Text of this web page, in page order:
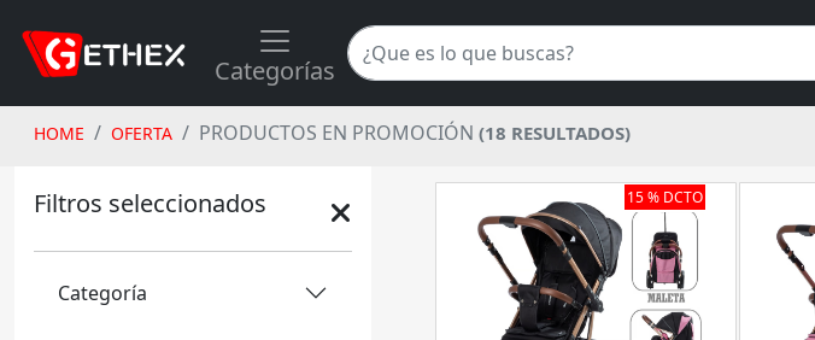
Categorías
HOME OFERTA PRODUCTOS EN PROMOCIÓN (18 RESULTADOS)
Filtros seleccionados
Categoría
15 % DCTO